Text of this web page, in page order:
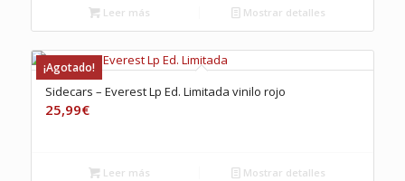
Leer más Mostrar detalles
¡Agotado!
Sidecars – Everest Lp Ed. Limitada vinilo rojo
25,99€
Leer más Mostrar detalles